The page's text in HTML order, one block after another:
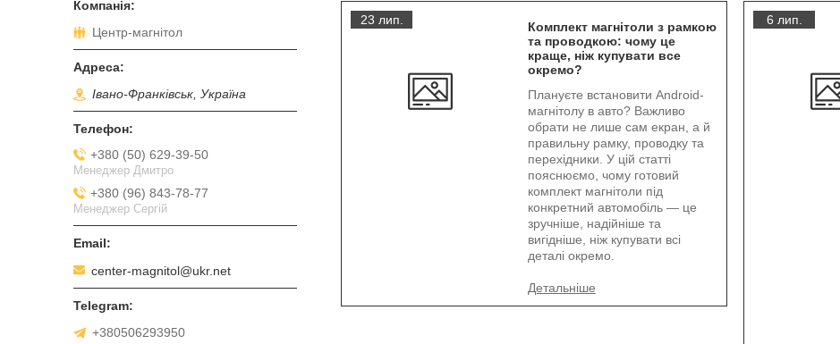
23 лип.
Комплект магнітоли з рамкою
та проводкою: чому це
краще, ніж купувати все
окремо?
Плануєте встановити Android-
магнітолу в авто? Важливо
обрати не лише сам екран, а й
правильну рамку, проводку та
перехідники. У цій статті
пояснюємо, чому готовий
комплект магнітоли під
конкретний автомобіль — це
зручніше, надійніше та
вигідніше, ніж купувати всі
деталі окремо.
6 лип.
Центр-магнітол
Івано-Франківськ, Україна
+380 (50) 629-39-50
Менеджер Дмитро
+380 (96) 843-78-77
Менеджер Сергій
center-magnitol@ukr.net
+380506293950